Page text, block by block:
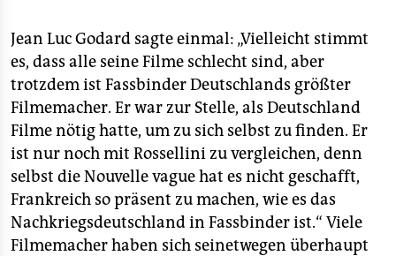
Jean Luc Godard sagte einmal: „Vielleicht stimmt
es, dass alle seine Filme schlecht sind, aber
trotzdem ist Fassbinder Deutschlands größter
Filmemacher. Er war zur Stelle, als Deutschland
Filme nötig hatte, um zu sich selbst zu finden. Er
ist nur noch mit Rossellini zu vergleichen, denn
selbst die Nouvelle vague hat es nicht geschafft,
Frankreich so präsent zu machen, wie es das
Nachkriegsdeutschland in Fassbinder ist.“ Viele
Filmemacher haben sich seinetwegen überhaupt